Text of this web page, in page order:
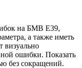
на БМВ Е39,
а также иметь
визуально
ошибки. Показать
без сокращений.